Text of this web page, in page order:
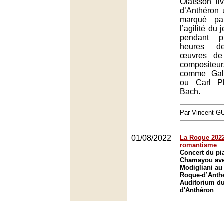
Ólafsson
marqué
l’agilité du
pendant
heures
œuvres
comme
ou Carl
Bach.
Par Vincent
01/08/2022
La Roque
romantisme
Concert du
Chamayou
Modigliani
Roque-
Auditorium
d'Anthéron